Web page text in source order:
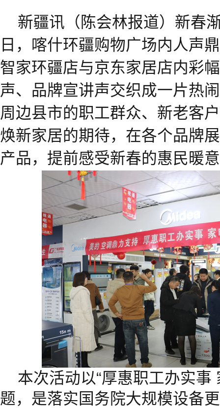
新疆讯（陈会林报道）新春
日，喀什环疆购物广场内人声
智家环疆店与京东家居店内彩
声、品牌宣讲声交织成一片热
周边县市的职工群众、新老客
焕新家居的期待，在各个品牌
产品，提前感受新春的惠民暖
本次活动以“厚惠职工办实事
题，是落实国务院大规模设备